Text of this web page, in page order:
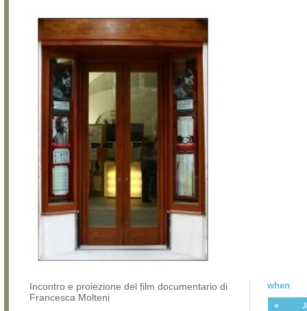
Incontro e proiezione del film documentario di
Francesca Molteni
when
«